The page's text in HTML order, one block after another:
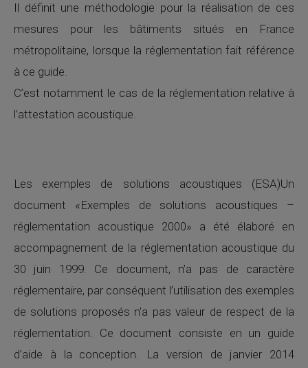
Il définit une méthodologie pour la réalisation de ces
mesures pour les bâtiments situés en France
métropolitaine, lorsque la réglementation fait référence
à ce guide.
C’est notamment le cas de la réglementation relative à
l’attestation acoustique.
Les exemples de solutions acoustiques (ESA)Un
document «Exemples de solutions acoustiques –
réglementation acoustique 2000» a été élaboré en
accompagnement de la réglementation acoustique du
30 juin 1999. Ce document, n’a pas de caractère
réglementaire, par conséquent l’utilisation des exemples
de solutions proposés n’a pas valeur de respect de la
réglementation. Ce document consiste en un guide
d’aide à la conception. La version de janvier 2014